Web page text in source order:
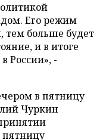
Его режим
больше будет
и в итоге
России», -
в пятницу
Чуркин
пятницу